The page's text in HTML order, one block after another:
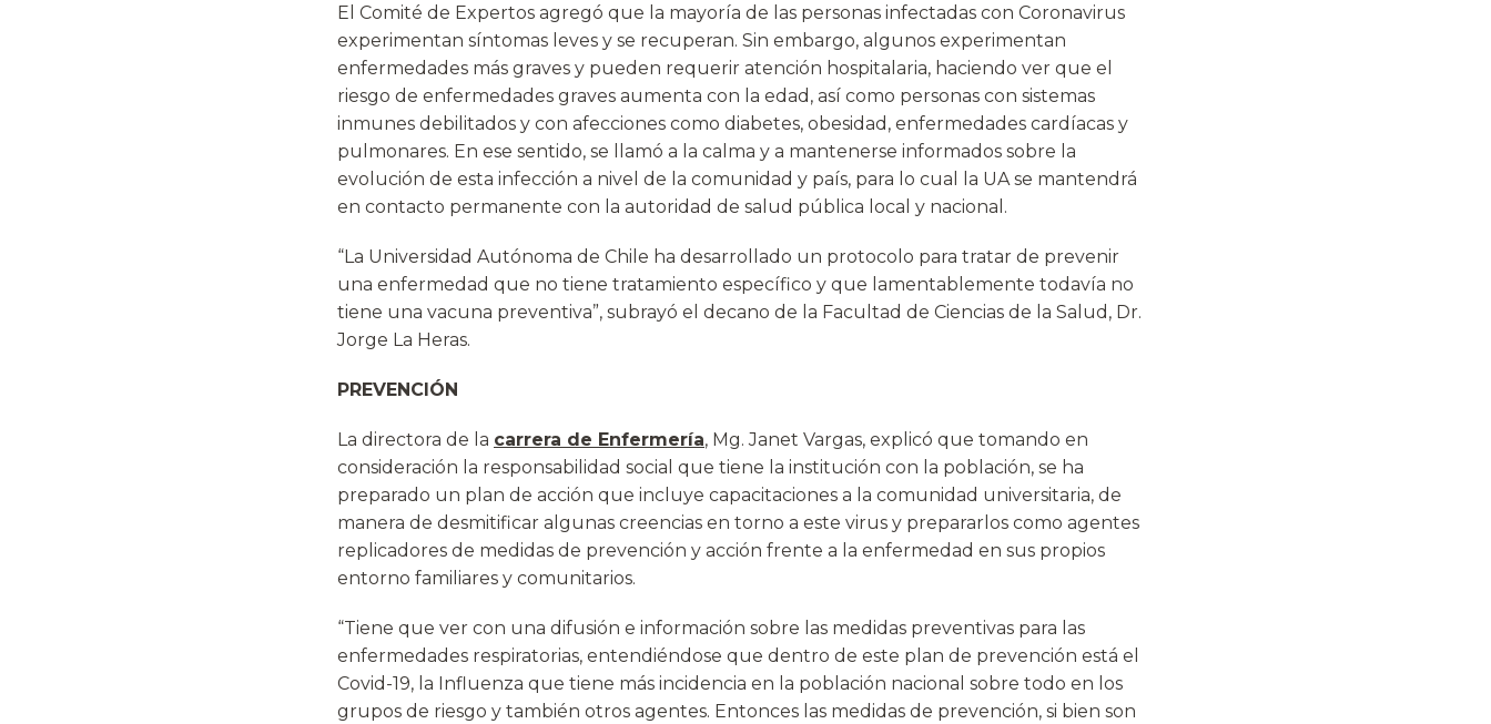
El Comité de Expertos agregó que la mayoría de las personas infectadas con Coronavirus
experimentan síntomas leves y se recuperan. Sin embargo, algunos experimentan
enfermedades más graves y pueden requerir atención hospitalaria, haciendo ver que el
riesgo de enfermedades graves aumenta con la edad, así como personas con sistemas
inmunes debilitados y con afecciones como diabetes, obesidad, enfermedades cardíacas y
pulmonares. En ese sentido, se llamó a la calma y a mantenerse informados sobre la
evolución de esta infección a nivel de la comunidad y país, para lo cual la UA se mantendrá
en contacto permanente con la autoridad de salud pública local y nacional.
“La Universidad Autónoma de Chile ha desarrollado un protocolo para tratar de prevenir
una enfermedad que no tiene tratamiento específico y que lamentablemente todavía no
tiene una vacuna preventiva”, subrayó el decano de la Facultad de Ciencias de la Salud, Dr.
Jorge La Heras.
PREVENCIÓN
La directora de la carrera de Enfermería, Mg. Janet Vargas, explicó que tomando en
consideración la responsabilidad social que tiene la institución con la población, se ha
preparado un plan de acción que incluye capacitaciones a la comunidad universitaria, de
manera de desmitificar algunas creencias en torno a este virus y prepararlos como agentes
replicadores de medidas de prevención y acción frente a la enfermedad en sus propios
entorno familiares y comunitarios.
“Tiene que ver con una difusión e información sobre las medidas preventivas para las
enfermedades respiratorias, entendiéndose que dentro de este plan de prevención está el
Covid-19, la Influenza que tiene más incidencia en la población nacional sobre todo en los
grupos de riesgo y también otros agentes. Entonces las medidas de prevención, si bien son